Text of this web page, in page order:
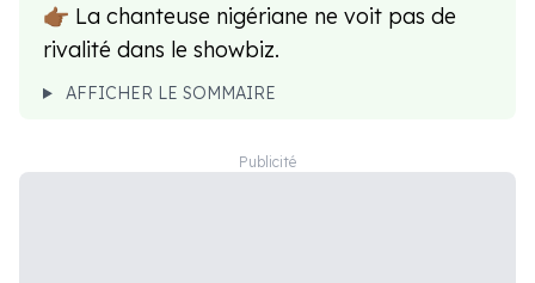
👉🏾 La chanteuse nigériane ne voit pas de
rivalité dans le showbiz.
AFFICHER LE SOMMAIRE